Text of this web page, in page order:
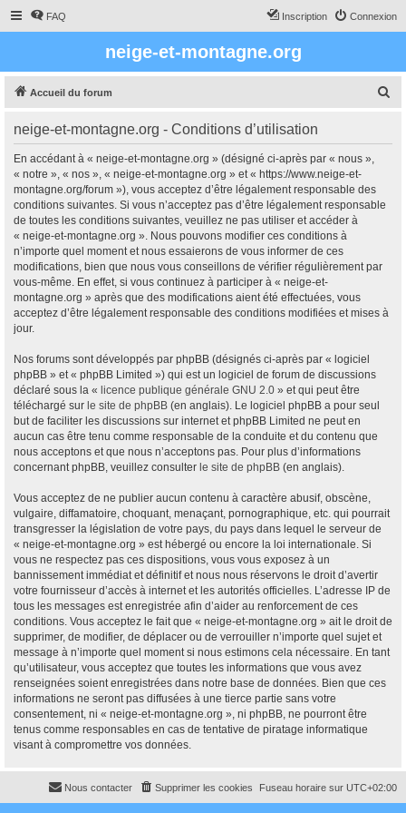
FAQ Connexion
Inscription
neige-et-montagne.org
Accueil du forum
neige-et-montagne.org - Conditions d’utilisation
En accédant à « neige-et-montagne.org » (désigné ci-après par « nous »,
« notre », « nos », « neige-et-montagne.org » et « https://www.neige-et-
montagne.org/forum »), vous acceptez d’être légalement responsable des
conditions suivantes. Si vous n’acceptez pas d’être légalement responsable
de toutes les conditions suivantes, veuillez ne pas utiliser et accéder à
« neige-et-montagne.org ». Nous pouvons modifier ces conditions à
n’importe quel moment et nous essaierons de vous informer de ces
modifications, bien que nous vous conseillons de vérifier régulièrement par
vous-même. En effet, si vous continuez à participer à « neige-et-
montagne.org » après que des modifications aient été effectuées, vous
acceptez d’être légalement responsable des conditions modifiées et mises à
jour.
Nos forums sont développés par phpBB (désignés ci-après par « logiciel
phpBB » et « phpBB Limited ») qui est un logiciel de forum de discussions
déclaré sous la « licence publique générale GNU 2.0 » et qui peut être
téléchargé sur le site de phpBB (en anglais). Le logiciel phpBB a pour seul
but de faciliter les discussions sur internet et phpBB Limited ne peut en
aucun cas être tenu comme responsable de la conduite et du contenu que
nous acceptons et que nous n’acceptons pas. Pour plus d’informations
concernant phpBB, veuillez consulter le site de phpBB (en anglais).
Vous acceptez de ne publier aucun contenu à caractère abusif, obscène,
vulgaire, diffamatoire, choquant, menaçant, pornographique, etc. qui pourrait
transgresser la législation de votre pays, du pays dans lequel le serveur de
« neige-et-montagne.org » est hébergé ou encore la loi internationale. Si
vous ne respectez pas ces dispositions, vous vous exposez à un
bannissement immédiat et définitif et nous nous réservons le droit d’avertir
votre fournisseur d’accès à internet et les autorités officielles. L’adresse IP de
tous les messages est enregistrée afin d’aider au renforcement de ces
conditions. Vous acceptez le fait que « neige-et-montagne.org » ait le droit de
supprimer, de modifier, de déplacer ou de verrouiller n’importe quel sujet et
message à n’importe quel moment si nous estimons cela nécessaire. En tant
qu’utilisateur, vous acceptez que toutes les informations que vous avez
renseignées soient enregistrées dans notre base de données. Bien que ces
informations ne seront pas diffusées à une tierce partie sans votre
consentement, ni « neige-et-montagne.org », ni phpBB, ne pourront être
tenus comme responsables en cas de tentative de piratage informatique
visant à compromettre vos données.
Fuseau horaire sur UTC+02:00
Supprimer les cookies
Nous contacter